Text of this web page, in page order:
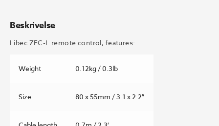
Beskrivelse
Libec ZFC-L remote control, features:
Weight 0.12kg / 0.3lb
Size 80 x 55mm / 3.1 x 2.2″